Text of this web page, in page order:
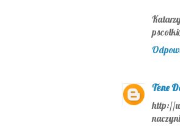
Tene
http://